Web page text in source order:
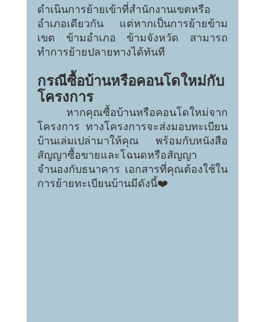
ดำเนินการย้ายเข้าที่สำนักงานเขตหรือ
อำเภอเดียวกัน แต่หากเป็นการย้ายข้าม
เขต ข้ามอำเภอ ข้ามจังหวัด สามารถ
ทำการย้ายปลายทางได้ทันที
กรณีซื้อบ้านหรือคอนโดใหม่กับ
โครงการ
โครงการ ทางโครงการจะส่งมอบทะเบียน
บ้านเล่มเปล่ามาให้คุณ​ พร้อมกับหนังสือ
สัญญาซื้อขายและโฉนดหรือสัญญา
จำนองกับธนาคาร เอกสารที่คุณต้องใช้ใน
การย้ายทะเบียนบ้านมีดังนี้❤️